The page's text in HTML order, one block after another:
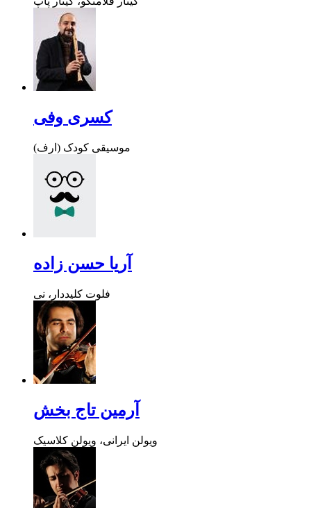
کسری وفی
موسیقی کودک (ارف)
آریا حسن زاده
فلوت کلیددار، نی
آرمین تاج بخش
ویولن ایرانی، ویولن کلاسیک